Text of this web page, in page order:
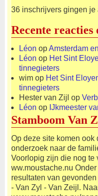
36 inschrijvers gingen je
Recente reacties
Léon opAmsterdam
Léon op Het Sint
tinnegieters
wim op Het Sint
tinnegieters
Hester van Zijl op
Léon op IJkmeester
Stamboom Van
Op deze site komen ook
onderzoek naar de
Voorlopig zijn die nog te
ww.moustache.nu
resultaten van
- Van Zyl - Van Zeijl.